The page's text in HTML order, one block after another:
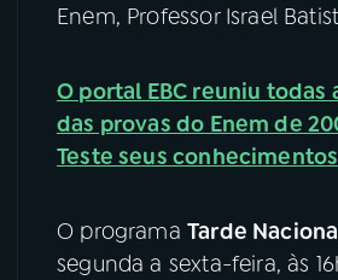
ACOMPANHE A RÁDIO NACIONAL
Instagram X
Enem, Professor Israel
O portal EBC reuniu todas
das provas do Enem de
Teste seus
O programa Tarde
segunda a sexta-feira, às